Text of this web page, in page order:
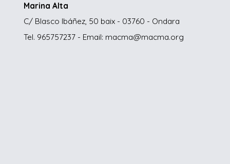
Marina Alta
C/ Blasco Ibáñez, 50 baix - 03760 - Ondara
Tel. 965757237 - Email: macma@macma.org